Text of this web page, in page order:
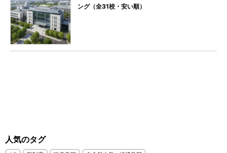
ング（全31校・安い順）
人気のタグ